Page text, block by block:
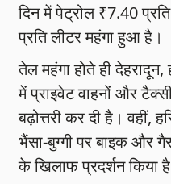
दिन में पेट्रोल ₹7.40
प्रति लीटर महंगा हुआ है।
तेल महंगा होते ही देहरादून,
में प्राइवेट वाहनों और
बढ़ोत्तरी कर दी है। वहीं,
भैंसा-बुग्गी पर बाइक और
के खिलाफ प्रदर्शन किया